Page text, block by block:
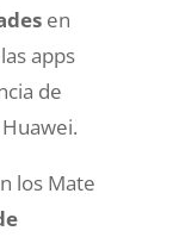
en
apps
de
los Mate